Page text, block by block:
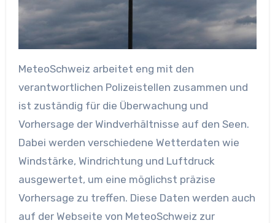
MeteoSchweiz arbeitet eng mit den
verantwortlichen Polizeistellen zusammen und
ist zuständig für die Überwachung und
Vorhersage der Windverhältnisse auf den Seen.
Dabei werden verschiedene Wetterdaten wie
Windstärke, Windrichtung und Luftdruck
ausgewertet, um eine möglichst präzise
Vorhersage zu treffen. Diese Daten werden auch
auf der Webseite von MeteoSchweiz zur